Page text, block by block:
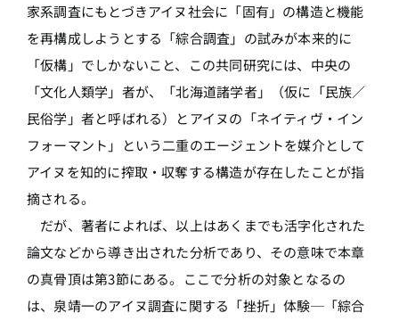
家系調査にもとづきアイヌ社会に「固有」の構造と機能
を再構成しようとする「綜合調査」の試みが本来的に
「仮構」でしかないこと、この共同研究には、中央の
「文化人類学」者が、「北海道諸学者」（仮に「民族／
民俗学」者と呼ばれる）とアイヌの「ネイティヴ・イン
フォーマント」という二重のエージェントを媒介として
アイヌを知的に搾取・収奪する構造が存在したことが指
摘される。
だが、著者によれば、以上はあくまでも活字化された
論文などから導き出された分析であり、その意味で本章
の真骨頂は第3節にある。ここで分析の対象となるの
は、泉靖一のアイヌ調査に関する「挫折」体験─「綜合